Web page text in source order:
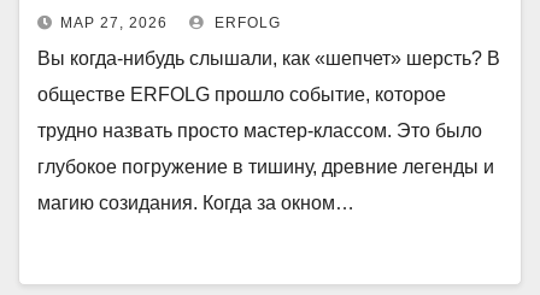
МАР 27, 2026 ERFOLG
Вы когда-нибудь слышали, как «шепчет» шерсть? В
обществе ERFOLG прошло событие, которое
трудно назвать просто мастер-классом. Это было
глубокое погружение в тишину, древние легенды и
магию созидания. Когда за окном…